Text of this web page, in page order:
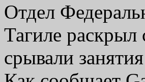
Отдел
Тагиле раскрыл
срывали